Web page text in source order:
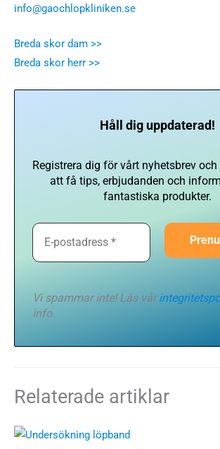
info@gaochlopkliniken.se
Breda skor dam >>
Breda skor herr >>
Håll dig uppdaterad!
Registrera dig för vårt nyhetsbrev
att få tips, erbjudanden och
fantastiska produkter.
Vi spammar inte! Läs vår
info.
Relaterade artiklar